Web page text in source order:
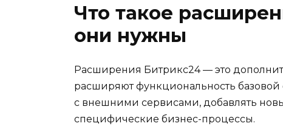
Что такое
они нужны
Расширения Битрикс24 — это
расширяют функциональность базовой
с внешними сервисами, добавлять
специфические бизнес-процессы.